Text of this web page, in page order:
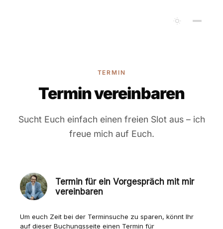
TERMIN
Termin vereinbaren
Sucht Euch einfach einen freien Slot aus – ich
freue mich auf Euch.